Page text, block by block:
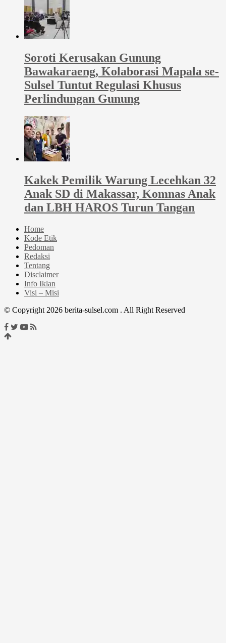
Soroti Kerusakan Gunung
Bawakaraeng, Kolaborasi Mapala se-
Sulsel Tuntut Regulasi Khusus
Perlindungan Gunung
Kakek Pemilik Warung Lecehkan 32
Anak SD di Makassar, Komnas Anak
dan LBH HAROS Turun Tangan
Home
Kode Etik
Pedoman
Redaksi
Tentang
Disclaimer
Info Iklan
Visi – Misi
© Copyright 2026 berita-sulsel.com . All Right Reserved